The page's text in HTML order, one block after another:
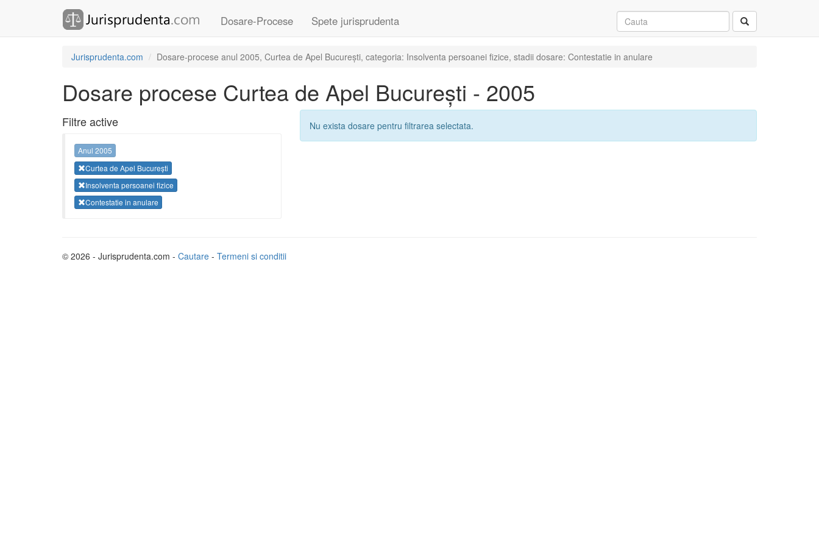
Dosare-Procese Spete jurisprudenta
Jurisprudenta.com Dosare-procese anul 2005, Curtea de Apel București, categoria: Insolventa persoanei fizice, stadii dosare: Contestatie in anulare
Dosare procese Curtea de Apel București - 2005
Filtre active
Anul 2005
Curtea de Apel București
Insolventa persoanei fizice
Contestatie in anulare
Nu exista dosare pentru filtrarea selectata.
© 2026 - Jurisprudenta.com - Cautare - Termeni si conditii